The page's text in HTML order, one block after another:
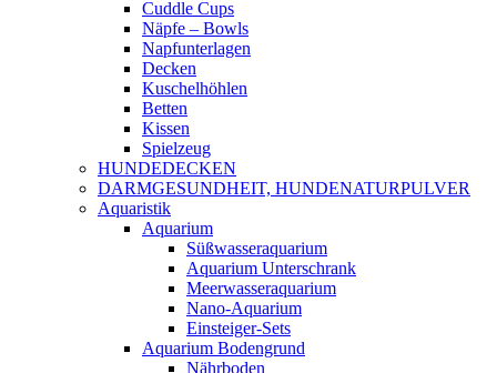
Cuddle Cups
Näpfe – Bowls
Napfunterlagen
Decken
Kuschelhöhlen
Betten
Kissen
Spielzeug
HUNDEDECKEN
DARMGESUNDHEIT, HUNDENATURPULVER
Aquaristik
Aquarium
Süßwasseraquarium
Aquarium Unterschrank
Meerwasseraquarium
Nano-Aquarium
Einsteiger-Sets
Aquarium Bodengrund
Nährboden